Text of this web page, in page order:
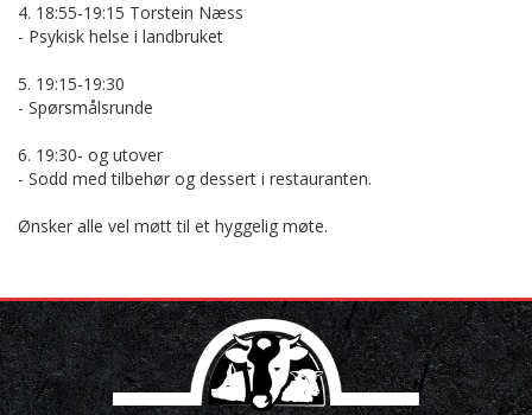
4. 18:55-19:15 Torstein Næss
- Psykisk helse i landbruket
5. 19:15-19:30
- Spørsmålsrunde
6. 19:30- og utover
- Sodd med tilbehør og dessert i restauranten.
Ønsker alle vel møtt til et hyggelig møte.